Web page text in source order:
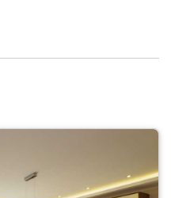
Välkommen till